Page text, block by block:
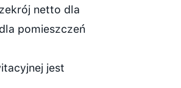
netto dla
pomieszczeń
jest